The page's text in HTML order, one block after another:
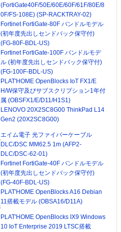
(FortiGate40F/50E/60E/60F/61F/80E/8
0F/FS-108E) (SP-RACKTRAY-02)
Fortinet FortiGate-80F バンドルモデル
(初年度先出しセンドバック保守付)
(FG-80F-BDL-US)
Fortinet FortiGate-100F バンドルモデ
ル (初年度先出しセンドバック保守付)
(FG-100F-BDL-US)
PLAT'HOME OpenBlocks IoT FX1/E
H/W保守及びサブスクリプション1年付
属 (OBSFX1/E/D11/H1S1)
LENOVO 20X2SC8G00 ThinkPad L14
Gen2 (20X2SC8G00)
エイム電子 光ファイバーケーブル
DLC/DSC MM62.5 1m (AFP2-
DLC/DSC-62-01)
Fortinet FortiGate-40F バンドルモデル
(初年度先出しセンドバック保守付)
(FG-40F-BDL-US)
PLAT'HOME OpenBlocks A16 Debian
11搭載モデル (OBSA16/D11A)
PLAT'HOME OpenBlocks IX9 Windows
10 IoT Enterprise 2019 LTSC搭載